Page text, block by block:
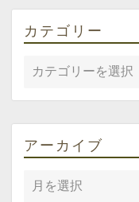
カテゴリー
アーカイブ